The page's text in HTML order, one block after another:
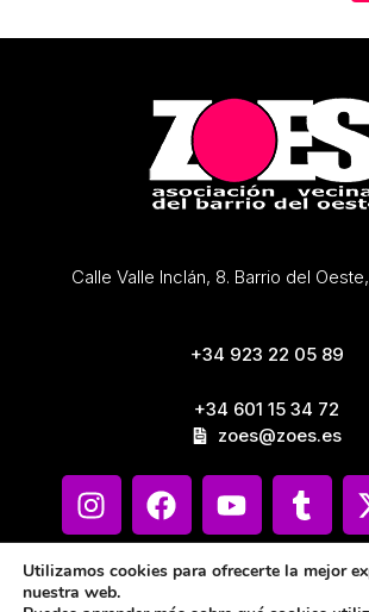
Calle Valle Inclán, 8. Barrio del
+34 923 22 05 89
+34 601 15 34 72
zoes@zoes.es
Utilizamos cookies para ofrecerte la mejor
nuestra web.